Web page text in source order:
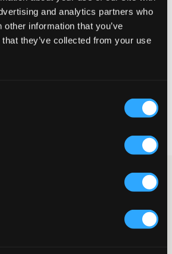
and analytics partners who
information that you’ve
they’ve collected from your use
Perfekt
över 699 kr
passform. Missa inte att det